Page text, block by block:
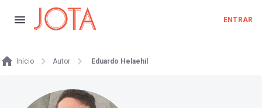
ENTRAR
Início Autor Eduardo Helaehil